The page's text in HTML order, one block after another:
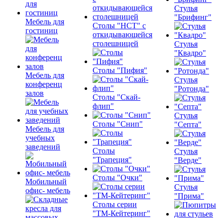
Мебель для
гостиниц
Мебель для
конференц
залов
Мебель для
учебных
заведений
Мобильный
офис- мебель
Столы "НСТ" с
откидывающейся
столешницей
Столы "Пифия"
Столы "Скай-
флип"
Столы "Снип"
Столы
"Трапеция"
Столы "Очки"
Столы серии
"ТМ-Кейтеринг"
Стулья
"Брифинг"
Стулья
"Квадро"
Стулья
"Ротонда"
Стулья
"Септа"
Стулья
"Верде"
Стулья
"Прима"